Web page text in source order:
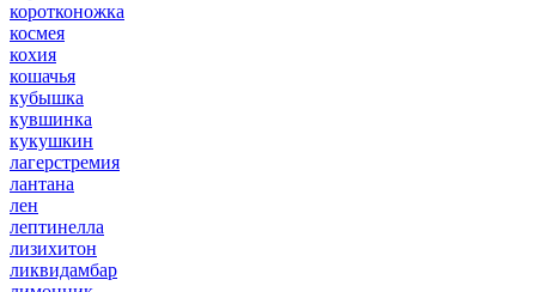
коротконожка
космея
кохия
кошачья
кубышка
кувшинка
кукушкин
лагерстремия
лантана
лен
лептинелла
лизихитон
ликвидамбар